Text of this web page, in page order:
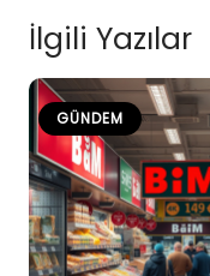
İlgili Yazılar
GÜNDEM